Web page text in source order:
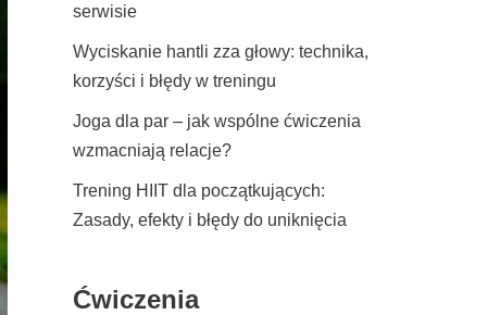
serwisie
Wyciskanie hantli zza głowy: technika,
korzyści i błędy w treningu
Joga dla par – jak wspólne ćwiczenia
wzmacniają relacje?
Trening HIIT dla początkujących:
Zasady, efekty i błędy do uniknięcia
Ćwiczenia